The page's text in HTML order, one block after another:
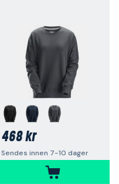
468 kr
Sendes innen 7-10 dager